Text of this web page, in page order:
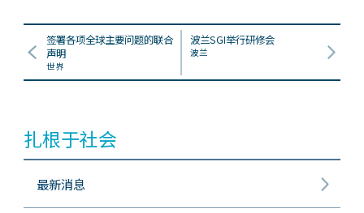
签署各项全球主要问题的联合
声明
世界
波兰SGI举行研修会
波兰
扎根于社会
最新消息